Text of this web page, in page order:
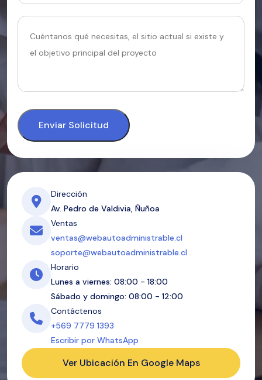
Enviar Solicitud
Dirección
Av. Pedro de Valdivia, Ñuñoa
Ventas
ventas@webautoadministrable.cl
soporte@webautoadministrable.cl
Horario
Lunes a viernes: 08:00 - 18:00
Sábado y domingo: 08:00 - 12:00
Contáctenos
+569 7779 1393
Escribir por WhatsApp
Ver Ubicación En Google Maps